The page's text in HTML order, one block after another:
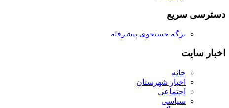
دسترسی سریع
برگه جستجوی پیشرفته
اخبار سایت
خانه
اخبار شهرستان
اجتماعی
سیاسی